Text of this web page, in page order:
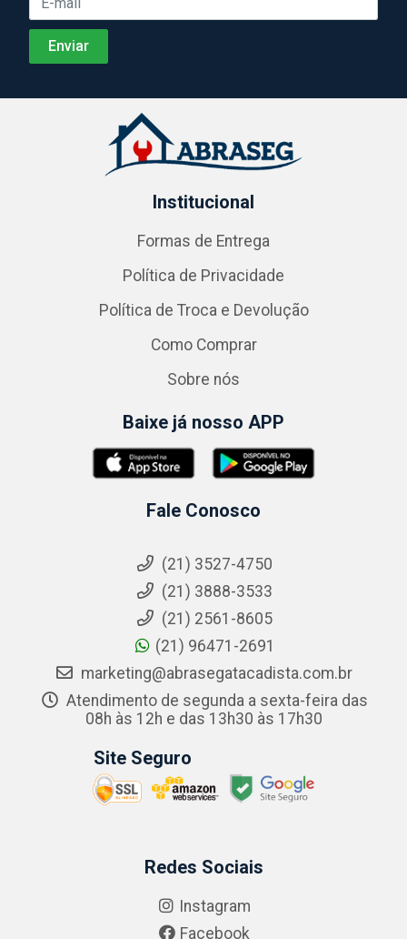
Institucional
Formas de Entrega
Política de Privacidade
Política de Troca e Devolução
Como Comprar
Sobre nós
Baixe já nosso APP
Fale Conosco
(21) 3527-4750
(21) 3888-3533
(21) 2561-8605
(21) 96471-2691
marketing@abrasegatacadista.com.br
Atendimento de segunda a sexta-feira das
08h às 12h e das 13h30 às 17h30
Site Seguro
Redes Sociais
Instagram
Facebook